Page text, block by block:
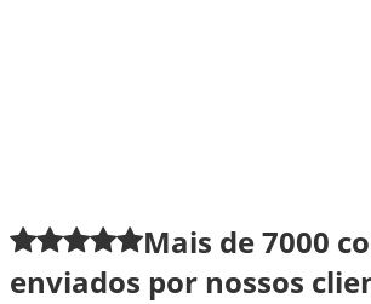
Mais de7000
enviados por nossos